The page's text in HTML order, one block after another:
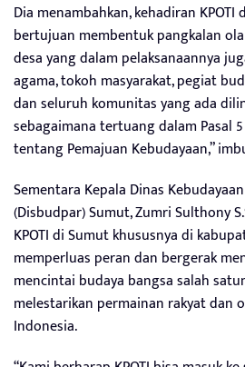
Dia menambahkan, kehadiran
bertujuan membentuk pangkalan
desa yang dalam pelaksanaannya
agama, tokoh masyarakat, pegiat
dan seluruh komunitas yang ada
sebagaimana tertuang dalam Pasal 5
tentang Pemajuan Kebudayaan,”
Sementara Kepala Dinas
(Disbudpar) Sumut, Zumri Sulthony
KPOTI di Sumut khususnya di
memperluas peran dan bergerak
mencintai budaya bangsa salah
melestarikan permainan rakyat dan
Indonesia.